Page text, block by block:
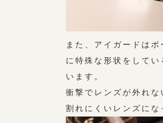
また、アイガードは
に特殊な形状をして
います。
衝撃でレンズが外れ
割れにくいレンズにな